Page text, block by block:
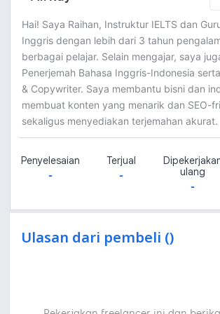
Hai! Saya Raihan, Instruktur IELTS dan
Inggris dengan lebih dari 3 tahun
berbagai pelajar. Selain mengajar, saya
Penerjemah Bahasa Inggris-Indonesia
& Copywriter. Saya membantu bisni dan
membuat konten yang menarik dan SEO-
sekaligus menyediakan terjemahan akurat.
Penyelesaian
-
Terjual
-
ulang
-
Ulasan dari pembeli ()